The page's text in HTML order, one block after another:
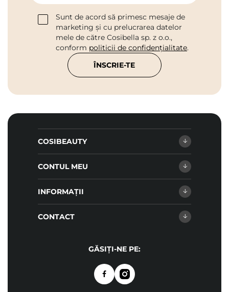
Sunt de acord să primesc mesaje de
marketing și cu prelucrarea datelor
mele de către Cosibella sp. z o.o.,
conform politicii de confidențialitate.
ÎNSCRIE-TE
COSIBEAUTY
CONTUL MEU
INFORMAȚII
CONTACT
GĂSIȚI-NE PE: